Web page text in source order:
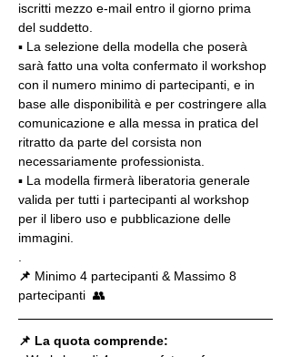
iscritti mezzo e-mail entro il giorno prima
del suddetto.
▪️ La selezione della modella che poserà
sarà fatto una volta confermato il workshop
con il numero minimo di partecipanti, e in
base alle disponibilità e per costringere alla
comunicazione e alla messa in pratica del
ritratto da parte del corsista non
necessariamente professionista.
▪️ La modella firmerà liberatoria generale
valida per tutti i partecipanti al workshop
per il libero uso e pubblicazione delle
immagini.
📌 Minimo 4 partecipanti & Massimo 8
partecipanti  👥
📌 La quota comprende: